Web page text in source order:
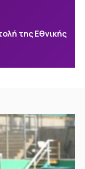
της Εθνικής